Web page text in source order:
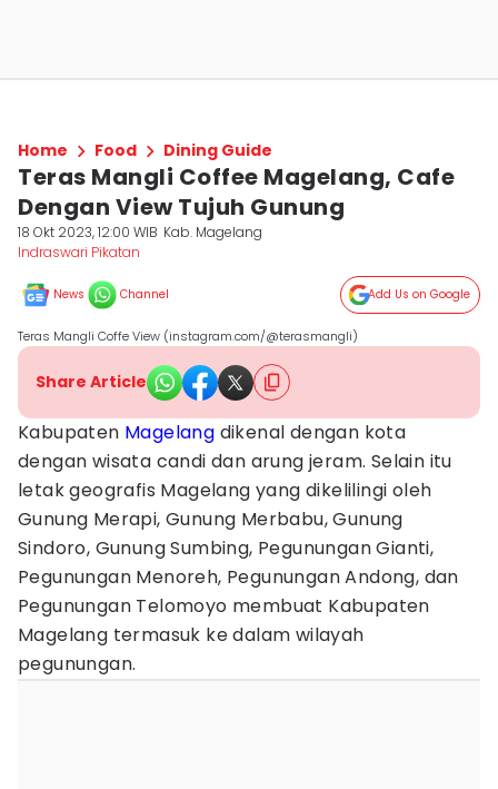
Home Food Dining Guide
Teras Mangli Coffee Magelang, Cafe
Dengan View Tujuh Gunung
18 Okt 2023, 12:00 WIB Kab. Magelang
Indraswari Pikatan
News Channel Add Us on Google
Teras Mangli Coffe View (instagram.com/@terasmangli)
Share Article
Kabupaten Magelang dikenal dengan kota
dengan wisata candi dan arung jeram. Selain itu
letak geografis Magelang yang dikelilingi oleh
Gunung Merapi, Gunung Merbabu, Gunung
Sindoro, Gunung Sumbing, Pegunungan Gianti,
Pegunungan Menoreh, Pegunungan Andong, dan
Pegunungan Telomoyo membuat Kabupaten
Magelang termasuk ke dalam wilayah
pegunungan.